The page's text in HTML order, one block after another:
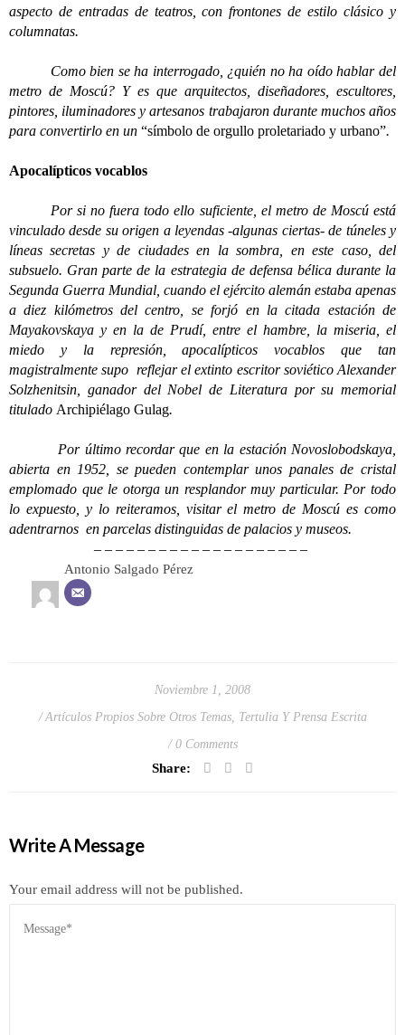
aspecto de entradas de teatros, con frontones de estilo clásico y
columnatas.
Como bien se ha interrogado, ¿quién no ha oído hablar del
metro de Moscú? Y es que arquitectos, diseñadores, escultores,
pintores, iluminadores y artesanos trabajaron durante muchos años
para convertirlo en un “símbolo de orgullo proletariado y urbano”.
Apocalípticos vocablos
Por si no fuera todo ello suficiente, el metro de Moscú está
vinculado desde su origen a leyendas -algunas ciertas- de túneles y
líneas secretas y de ciudades en la sombra, en este caso, del
subsuelo. Gran parte de la estrategia de defensa bélica durante la
Segunda Guerra Mundial, cuando el ejército alemán estaba apenas
a diez kilómetros del centro, se forjó en la citada estación de
Mayakovskaya y en la de Prudí, entre el hambre, la miseria, el
miedo y la represión, apocalípticos vocablos que tan
magistralmente supo reflejar el extinto escritor soviético Alexander
Solzhenitsin, ganador del Nobel de Literatura por su memorial
titulado Archipiélago Gulag.
Por último recordar que en la estación Novoslobodskaya,
abierta en 1952, se pueden contemplar unos panales de cristal
emplomado que le otorga un resplandor muy particular. Por todo
lo expuesto, y lo reiteramos, visitar el metro de Moscú es como
adentrarnos en parcelas distinguidas de palacios y museos.
– – – – – – – – – – – – – – – – – – – –
Antonio Salgado Pérez
Noviembre 1, 2008
Artículos Propios Sobre Otros Temas, Tertulia Y Prensa Escrita
0 Comments
Share:
Write A Message
Your email address will not be published.